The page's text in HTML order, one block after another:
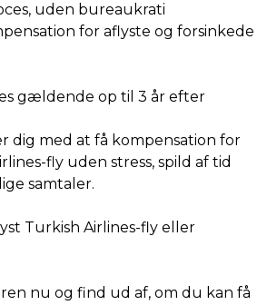
uden bureaukrati
for aflyste og forsinkede
gældende op til 3 år efter
dig med at få kompensation for
fly uden stress, spild af tid
samtaler.
Turkish Airlines-fly eller
nu og find ud af, om du kan få